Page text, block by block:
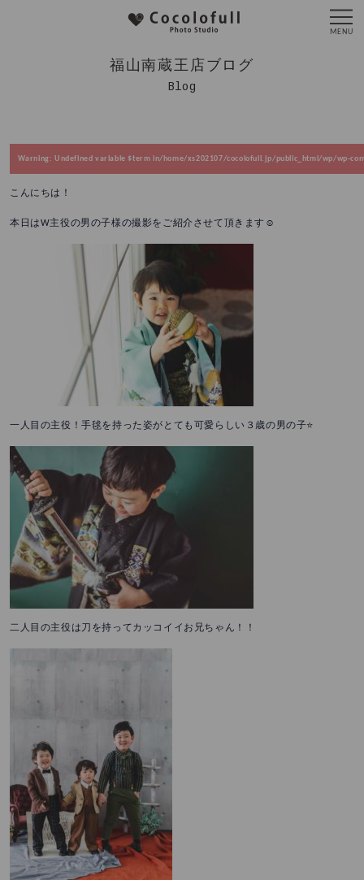
福山南蔵王店ブログ
Blog
Warning : Undefined variable $term in/home/xs202107/cocolofull.jp/public_html/wp/wp-
こんにちは！
本日はW主役の男の子様の撮影をご紹介させて頂きます☺️
一人目の主役！手毬を持った姿がとても可愛らしい３歳の男の子⭐️
二人目の主役は刀を持ってカッコイイお兄ちゃん！！